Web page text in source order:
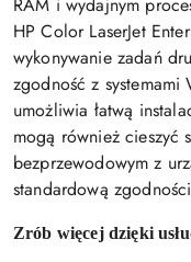
HP Color LaserJet
wykonywanie zadań
zgodność z
umożliwia łatwą
mogą również cieszyć
bezprzewodowym z
standardową
Zrób więcej dzięki